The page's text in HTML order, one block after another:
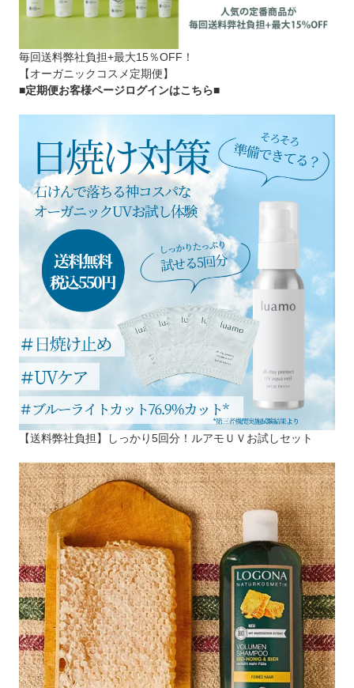
毎回送料弊社負担+最大15％OFF！
【オーガニックコスメ定期便】
■定期便お客様ページログインはこちら■
【送料弊社負担】しっかり5回分！ルアモＵＶお試しセット